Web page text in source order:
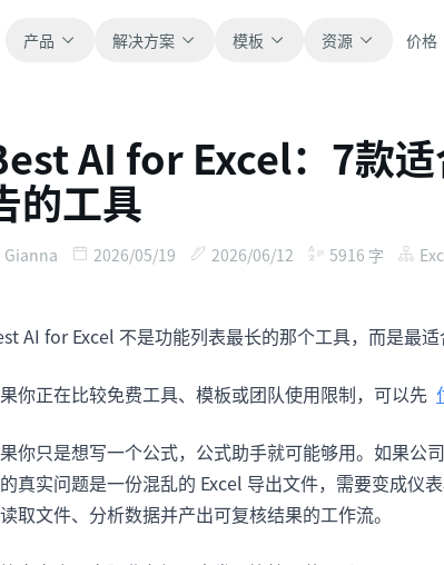
产品 解决方案 模板
全部
浏览全部可直接使用的表格模板。
财务
运营
支持销售管道、目标、预测和营收跟踪。
项目
资源
博客
获取产品更新、案例和工作流灵感。
新手指南
帮助文档
用于分析、报表和清洗的实用提示词
快速入门
价格
AI for Excel：7款
的工具
Gianna 2026/05/19 2026/06/12 5916 字
AI for Excel 不是功能列表最长的那个工具，而是最适
你正在比较免费工具、模板或团队使用限制，可以先
你只是想写一个公式，公式助手就可能够用。如果
真实问题是一份混乱的 Excel 导出文件，需要变成仪
取文件、分析数据并产出可复核结果的工作流。